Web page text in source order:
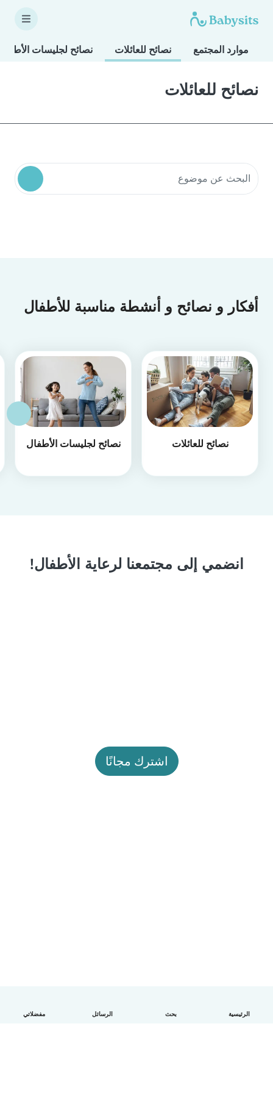
الرئيسية بحث الرسائل مفضلاتي
موارد المجتمع نصائح للعائلات نصائح لجليسات
نصائح للعائلات
البحث في موارد المجتمع
أفكار و نصائح و أنشطة مناسبة للأطفال
نصائح للعائلات نصائح لجليسات الأطفال
انضمي إلى مجتمعنا لرعاية الأطفال!
اشترك مجانًا